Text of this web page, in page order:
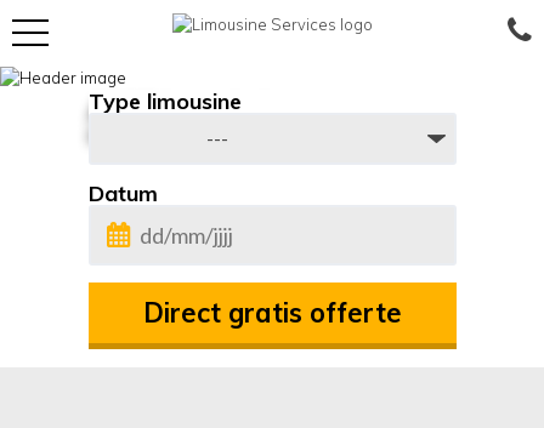
to
Al 25 jaar de beste
De echte beleving tegen scherpe prijzen
Type limousine
Datum
MM